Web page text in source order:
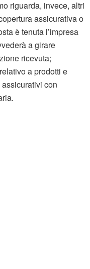
riguarda, invece, altri
assicurativa o
è tenuta l’impresa
a girare
ricevuta;
a prodotti e
con